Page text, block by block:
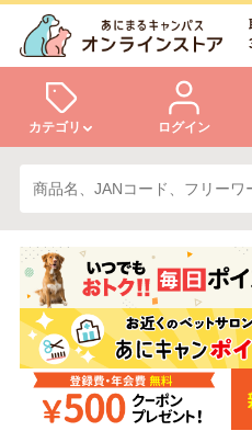
カテゴリ
犬
小動物・鳥
ドッグフード
ログイン
ログイン
会員登録
あにまるキャンパスについて
アフターサービス